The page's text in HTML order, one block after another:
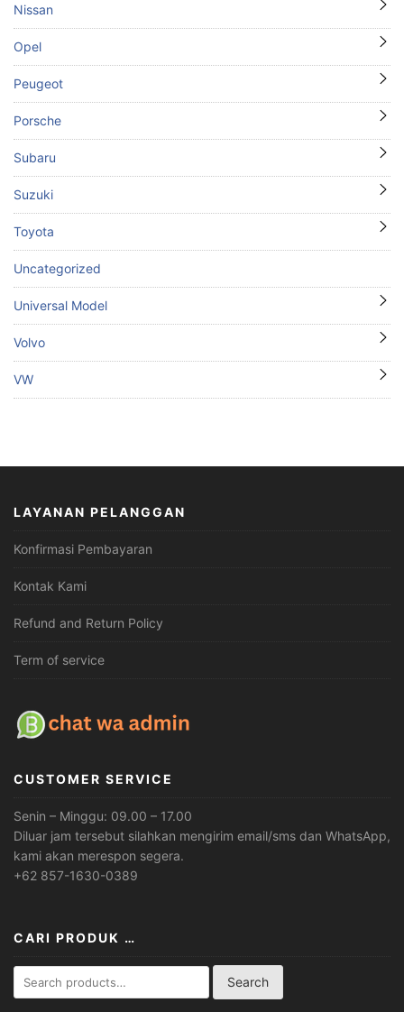
Nissan
Opel
Peugeot
Porsche
Subaru
Suzuki
Toyota
Uncategorized
Universal Model
Volvo
VW
LAYANAN PELANGGAN
Konfirmasi Pembayaran
Kontak Kami
Refund and Return Policy
Term of service
CUSTOMER SERVICE
Senin – Minggu: 09.00 – 17.00
Diluar jam tersebut silahkan mengirim email/sms dan WhatsApp,
kami akan merespon segera.
+62 857-1630-0389
CARI PRODUK …
Search
for:
Search